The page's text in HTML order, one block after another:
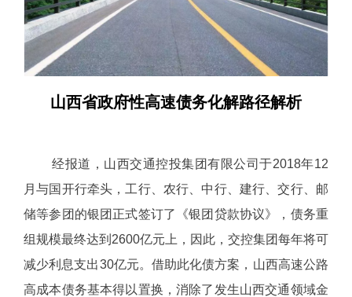
山西省政府性高速债务化解路径解析
经报道，山西交通控投集团有限公司于2018年12
月与国开行牵头，工行、农行、中行、建行、交行、邮
储等参团的银团正式签订了《银团贷款协议》，债务重
组规模最终达到2600亿元上，因此，交控集团每年将可
减少利息支出30亿元。借助此化债方案，山西高速公路
高成本债务基本得以置换，消除了发生山西交通领域金